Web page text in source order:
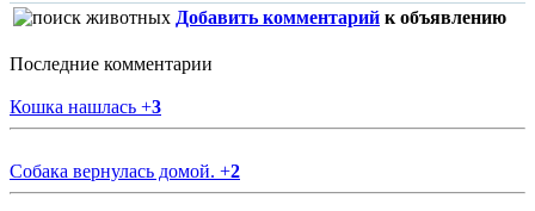
Добавить комментарий к объявлению
Последние комментарии
Кошка нашлась +3
Собака вернулась домой. +2